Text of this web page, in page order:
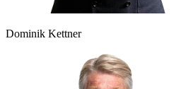
Dominik Kettner